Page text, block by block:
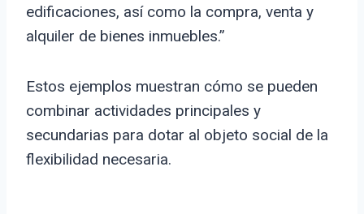
edificaciones, así como la compra, venta y
alquiler de bienes inmuebles.”
Estos ejemplos muestran cómo se pueden
combinar actividades principales y
secundarias para dotar al objeto social de la
flexibilidad necesaria.